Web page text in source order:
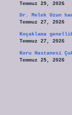
Temmuz 29, 2026
Dr. Melek Uzun
Temmuz 27, 2026
Koçaklama
Temmuz 27, 2026
Koru Hastanesi
Temmuz 25, 2026